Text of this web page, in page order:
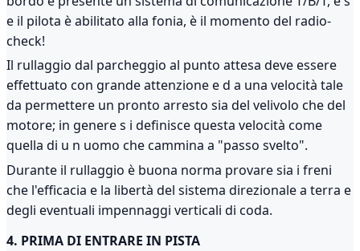
e il pilota è abilitato alla fonia, è il momento del radio-
check!
Il rullaggio dal parcheggio al punto attesa deve essere
effettuato con grande attenzione e d a una velocità tale
da permettere un pronto arresto sia del velivolo che del
motore; in genere s i definisce questa velocità come
quella di u n uomo che cammina a "passo svelto".
Durante il rullaggio è buona norma provare sia i freni
che l'efficacia e la libertà del sistema direzionale a terra e
degli eventuali impennaggi verticali di coda.
4. PRIMA DI ENTRARE IN PISTA